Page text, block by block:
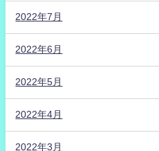
2022年7月
2022年6月
2022年5月
2022年4月
2022年3月